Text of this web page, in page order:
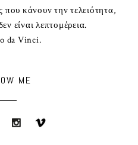
που κάνουν την τελειότητα,
είναι λεπτομέρεια.
da Vinci.
ME